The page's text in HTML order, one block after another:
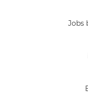
Jobs